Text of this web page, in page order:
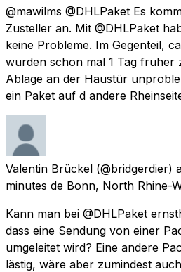
@mawilms @DHLPaket Es
Zusteller an. Mit @DHLPaket
keine Probleme. Im Gegenteil,
wurden schon mal 1 Tag früher
Ablage an der Haustür
ein Paket auf d andere
Valentin Brückel (@bridgerdier)
minutes de Bonn, North Rhine-
Kann man bei @DHLPaket
dass eine Sendung von einer
umgeleitet wird? Eine andere
lästig, wäre aber zumindest